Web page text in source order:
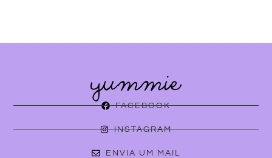
FACEBOOK
INSTAGRAM
ENVIA UM MAIL